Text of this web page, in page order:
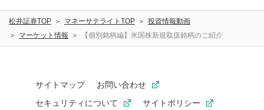
松井証券TOP マネーサテライトTOP
投資情報動画
マーケット情報
【個別銘柄編】米国株新規取扱銘柄のご紹介
サイトマップ
お問い合わせ
セキュリティについて
サイトポリシー